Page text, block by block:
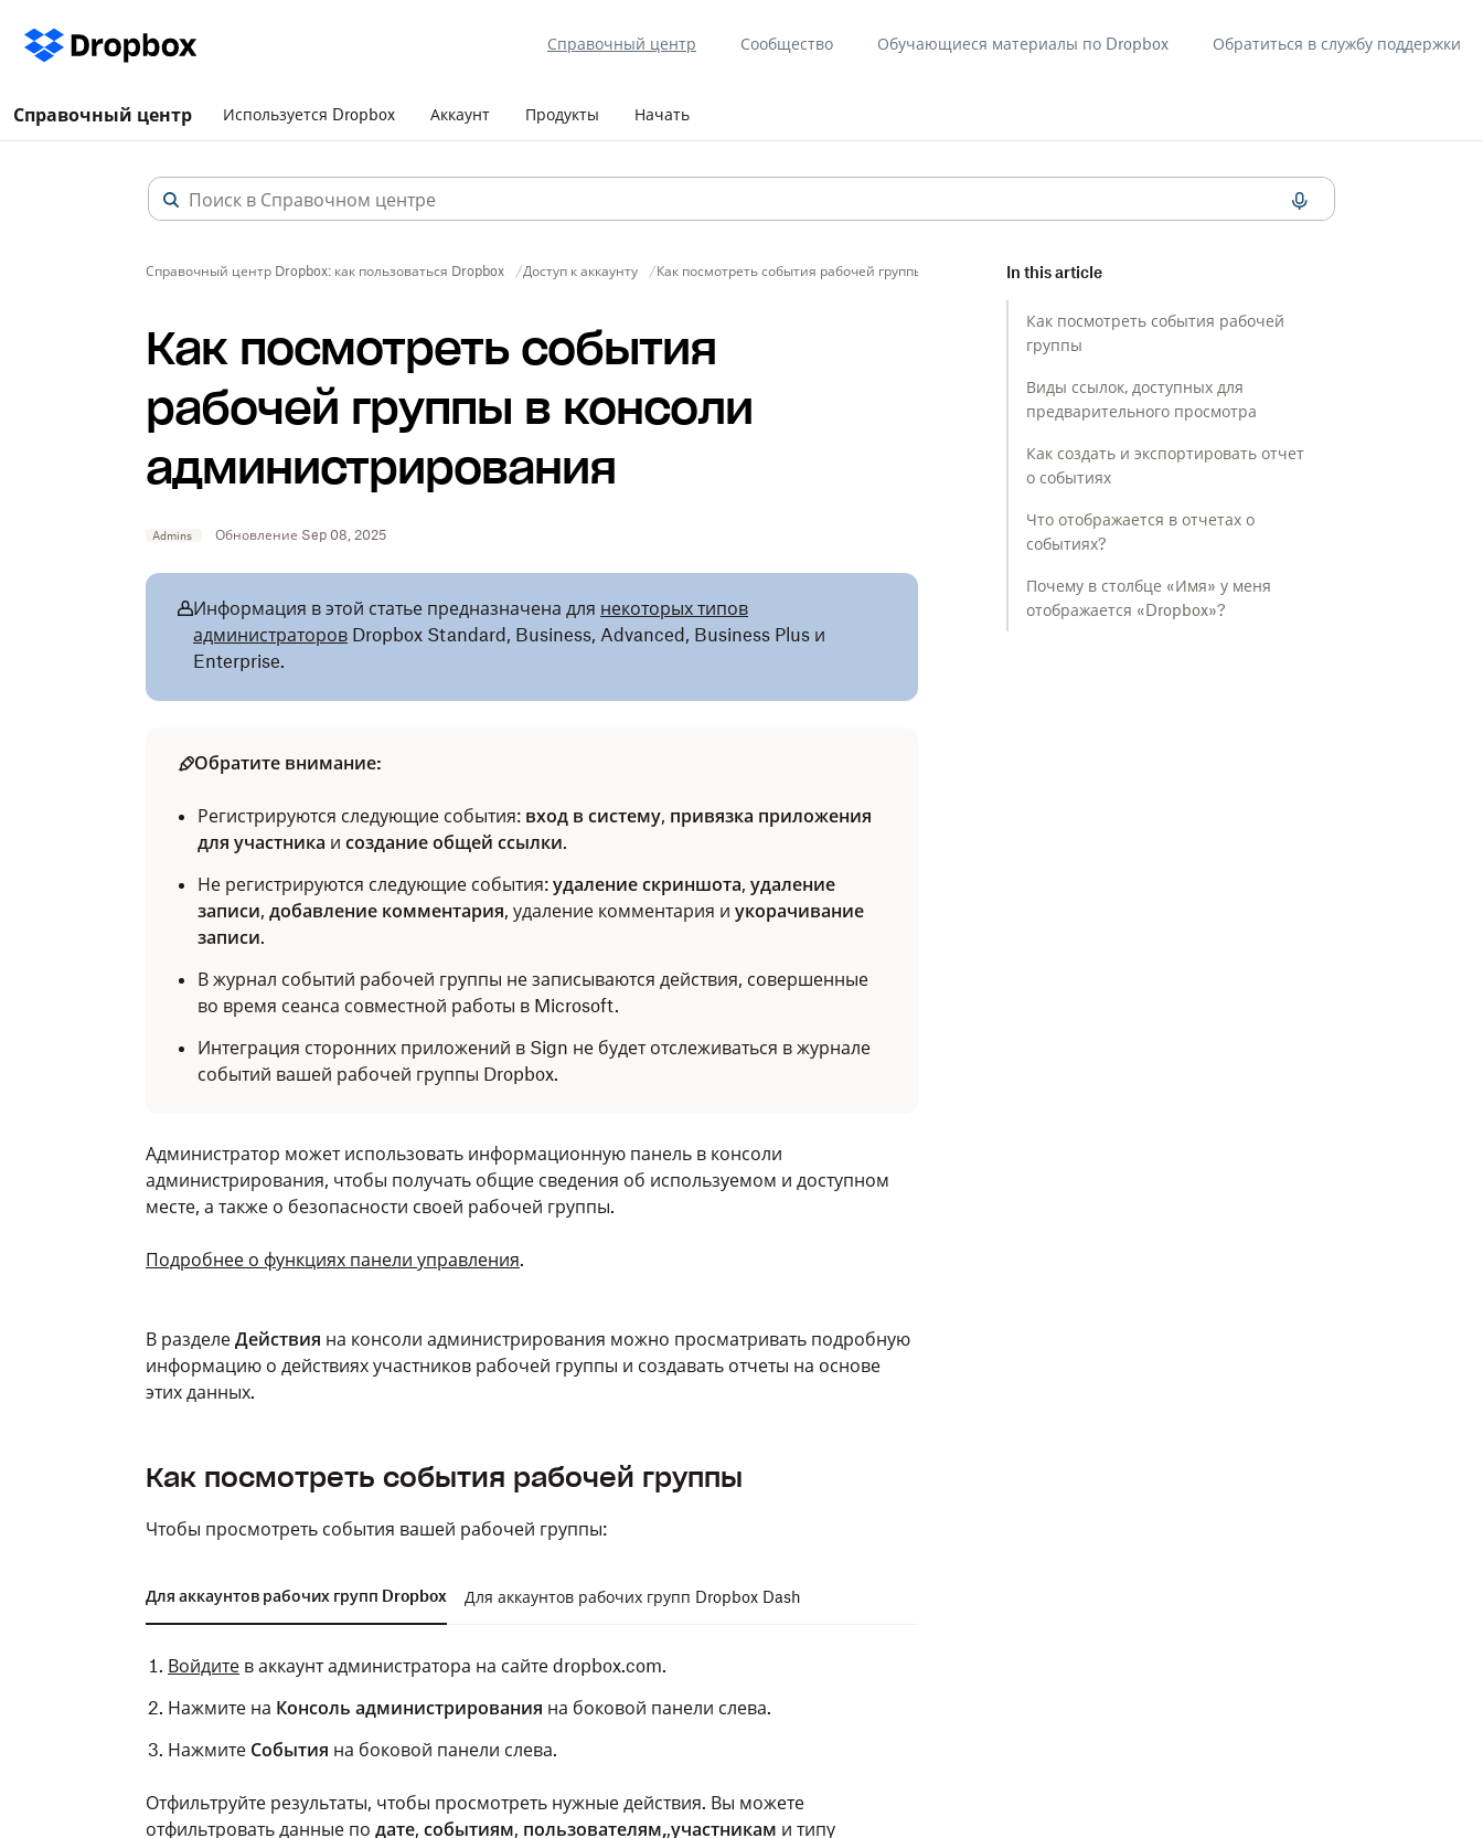
Справочный центр Сообщество Обучающиеся материалы по Dropbox Обратиться в службу поддержки
Справочный центр Используется Dropbox Аккаунт Продукты Начать
Справочный центр Dropbox: как пользоваться Dropbox Доступ к аккаунту Как посмотреть события рабочей группы в консоли администрирования
Как посмотреть события
рабочей группы в консоли
администрирования
Admins Обновление Sep 08, 2025
In this article
Как посмотреть события рабочей
группы
Виды ссылок, доступных для
предварительного просмотра
Как создать и экспортировать отчет
о событиях
Что отображается в отчетах о
событиях?
Почему в столбце «Имя» у меня
отображается «Dropbox»?
Информация в этой статье предназначена для некоторых типов
администраторов Dropbox Standard, Business, Advanced, Business Plus и
Enterprise.
Обратите внимание:
Регистрируются следующие события: вход в систему, привязка приложения
для участника и создание общей ссылки.
Не регистрируются следующие события: удаление скриншота, удаление
записи, добавление комментария, удаление комментария и укорачивание
записи.
В журнал событий рабочей группы не записываются действия, совершенные
во время сеанса совместной работы в Microsoft.
Интеграция сторонних приложений в Sign не будет отслеживаться в журнале
событий вашей рабочей группы Dropbox.
Администратор может использовать информационную панель в консоли
администрирования, чтобы получать общие сведения об используемом и доступном
месте, а также о безопасности своей рабочей группы.
Подробнее о функциях панели управления.
В разделе Действия на консоли администрирования можно просматривать подробную
информацию о действиях участников рабочей группы и создавать отчеты на основе
этих данных.
Как посмотреть события рабочей группы
Чтобы просмотреть события вашей рабочей группы:
Для аккаунтов рабочих групп Dropbox Для аккаунтов рабочих групп Dropbox Dash
Войдите в аккаунт администратора на сайте dropbox.com.
Нажмите на Консоль администрирования на боковой панели слева.
Нажмите События на боковой панели слева.
Войдитев аккаунт администратора на сайте dropbox.com.
Отфильтруйте результаты, чтобы просмотреть нужные действия. Вы можете
отфильтровать данные по дате, событиям, пользователям,,участникам и типу